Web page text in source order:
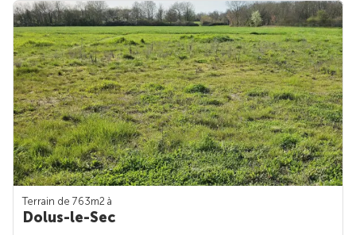
Terrain de 763m2 à
Dolus-le-Sec